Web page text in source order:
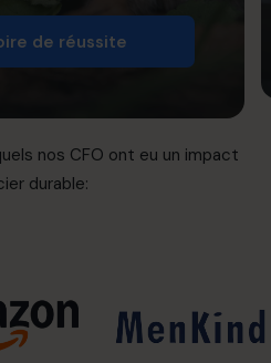
de réussite
nos CFO ont eu un impact
durable: